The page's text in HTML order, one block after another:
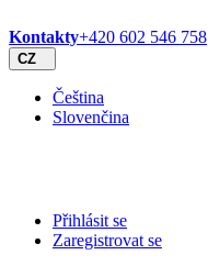
Kontakty+420 602 546 758
CZ
Čeština
Slovenčina
Přihlásit se
Zaregistrovat se